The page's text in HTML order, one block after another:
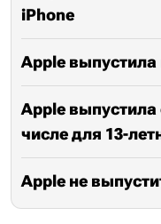
iPhone
Apple выпустила
Apple
числе для 13-
Apple не